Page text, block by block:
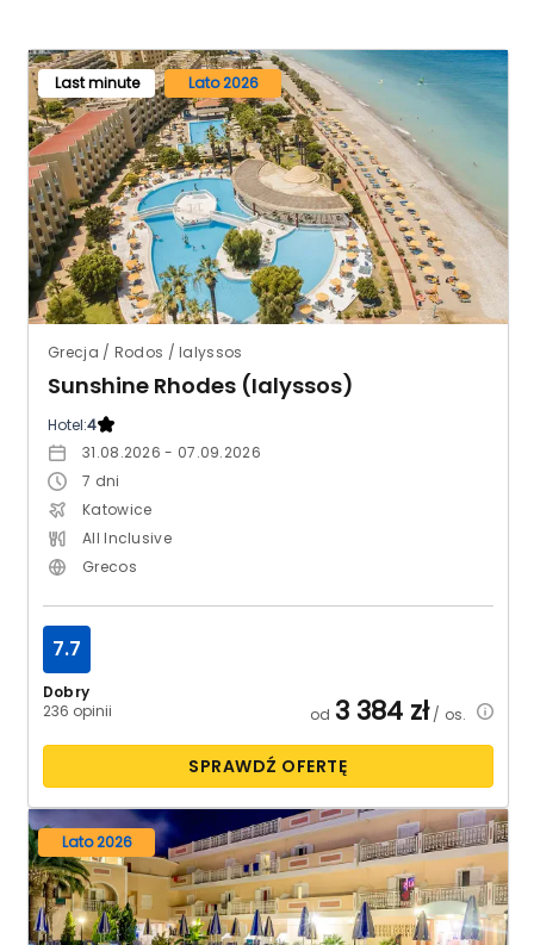
Last minute Lato 2026
Grecja / Rodos / Ialyssos
Sunshine Rhodes (Ialyssos)
Hotel:4
31.08.2026 - 07.09.2026
7 dni
Katowice
All Inclusive
Grecos
Dobry
236 opinii
7.7
od 3 384 zł/ os.
SPRAWDŹ OFERTĘ
Lato 2026